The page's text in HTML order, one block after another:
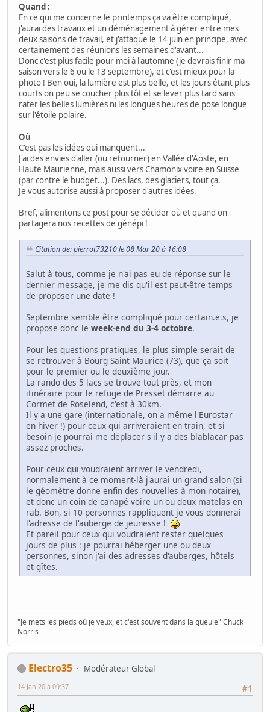
Quand :
En ce qui me concerne le printemps ça va être compliqué,
j'aurai des travaux et un déménagement à gérer entre mes
deux saisons de travail, et j'attaque le 14 juin en principe, avec
certainement des réunions les semaines d'avant...
Donc c'est plus facile pour moi à l'automne (je devrais finir ma
saison vers le 6 ou le 13 septembre), et c'est mieux pour la
photo ! Ben oui, la lumière est plus belle, et les jours étant plus
courts on peu se coucher plus tôt et se lever plus tard sans
rater les belles lumières ni les longues heures de pose longue
sur l'étoile polaire.
Où
C'est pas les idées qui manquent...
J'ai des envies d'aller (ou retourner) en Vallée d'Aoste, en
Haute Maurienne, mais aussi vers Chamonix voire en Suisse
(par contre le budget...). Des lacs, des glaciers, tout ça.
Je vous autorise aussi à proposer d'autres idées.
Bref, alimentons ce post pour se décider où et quand on
partagera nos recettes de génépi !
Citation de: pierrot73210 le 08 Mar 20 à 16:08
Salut à tous, comme je n'ai pas eu de réponse sur le
dernier message, je me dis qu'il est peut-être temps
de proposer une date !
Septembre semble être compliqué pour certain.e.s, je
propose donc le week-end du 3-4 octobre.
Pour les questions pratiques, le plus simple serait de
se retrouver à Bourg Saint Maurice (73), que ça soit
pour le premier ou le deuxième jour.
La rando des 5 lacs se trouve tout près, et mon
itinéraire pour le refuge de Presset démarre au
Cormet de Roselend, c'est à 30km.
Il y a une gare (internationale, on a même l'Eurostar
en hiver !) pour ceux qui arriveraient en train, et si
besoin je pourrai me déplacer s'il y a des blablacar pas
assez proches.
Pour ceux qui voudraient arriver le vendredi,
normalement à ce moment-là j'aurai un grand salon (si
le géomètre donne enfin des nouvelles à mon notaire),
et donc un coin de canapé voire un ou deux matelas en
rab. Bon, si 10 personnes rappliquent je vous donnerai
l'adresse de l'auberge de jeunesse !
Et pareil pour ceux qui voudraient rester quelques
jours de plus : je pourrai héberger une ou deux
personnes, sinon j'ai des adresses d'auberges, hôtels
et gîtes.
"Je mets les pieds où je veux, et c'est souvent dans la gueule" Chuck
Norris
Electro35
Modérateur Global
#1
14 Jan 20 à 09:37